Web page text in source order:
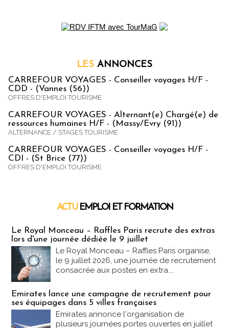
LES ANNONCES
CARREFOUR VOYAGES - Conseiller voyages H/F -
CDD - (Vannes (56))
OFFRES D'EMPLOI TOURISME
CARREFOUR VOYAGES - Alternant(e) Chargé(e) de
ressources humaines H/F - (Massy/Evry (91))
ALTERNANCE / STAGES TOURISME
CARREFOUR VOYAGES - Conseiller voyages H/F -
CDI - (St Brice (77))
OFFRES D'EMPLOI TOURISME
ACTU EMPLOI ET FORMATION
Le Royal Monceau – Raffles Paris recrute des extras
lors d'une journée dédiée le 9 juillet
Le Royal Monceau – Raffles Paris organise,
le 9 juillet 2026, une journée de recrutement
consacrée aux postes en extra....
Emirates lance une campagne de recrutement pour
ses équipages dans 5 villes françaises
Emirates annonce l'organisation de
plusieurs journées portes ouvertes en juillet